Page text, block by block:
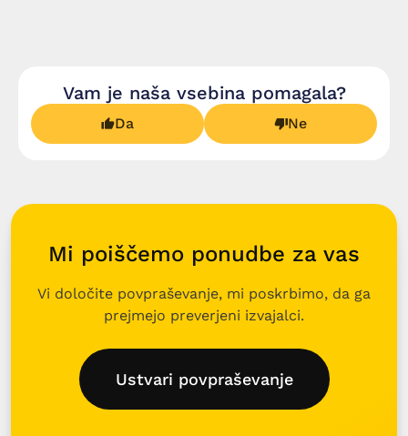
Vam je naša vsebina pomagala?
Da Ne
Mi poiščemo ponudbe za vas
Vi določite povpraševanje, mi poskrbimo, da ga
prejmejo preverjeni izvajalci.
Ustvari povpraševanje